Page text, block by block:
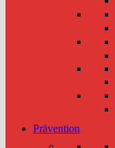
Prävention